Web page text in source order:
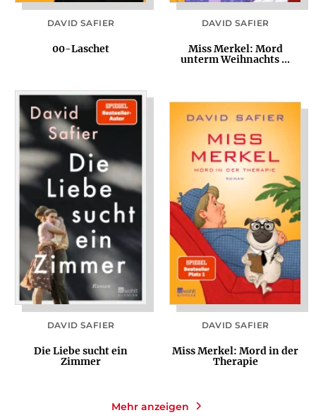
DAVID SAFIER
00-Laschet
DAVID SAFIER
Miss Merkel: Mord
unterm Weihnachts ...
DAVID SAFIER
Die Liebe sucht ein
Zimmer
DAVID SAFIER
Miss Merkel: Mord in der
Therapie
Mehr anzeigen